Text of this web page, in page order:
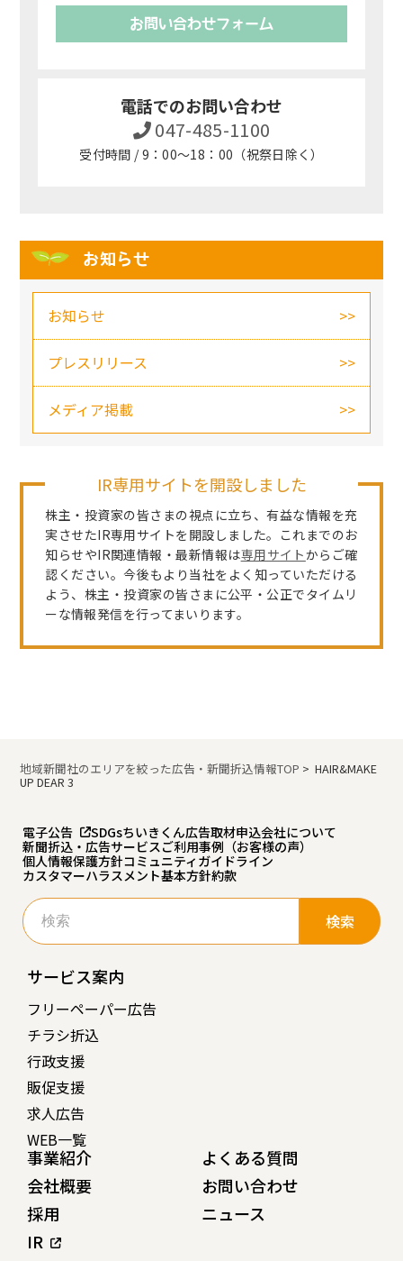
お問い合わせフォーム
電話でのお問い合わせ
047-485-1100
受付時間 / 9：00～18：00（祝祭日除く）
お知らせ
お知らせ
プレスリリース
メディア掲載
IR専用サイトを開設しました
株主・投資家の皆さまの視点に立ち、有益な情報を充
実させたIR専用サイトを開設しました。これまでのお
知らせやIR関連情報・最新情報は専用サイトからご確
認ください。今後もより当社をよく知っていただける
よう、株主・投資家の皆さまに公平・公正でタイムリ
ーな情報発信を行ってまいります。
地域新聞社のエリアを絞った広告・新聞折込情報TOP > HAIR&MAKE
UP DEAR 3
電子公告 SDGsちいきくん広告取材申込会社について
新聞折込・広告サービスご利用事例（お客様の声）
個人情報保護方針コミュニティガイドライン
カスタマーハラスメント基本方針約款
検
索:
サービス案内
フリーペーパー広告
チラシ折込
行政支援
販促支援
求人広告
WEB一覧
事業紹介
会社概要
採用
IR
よくある質問
お問い合わせ
ニュース